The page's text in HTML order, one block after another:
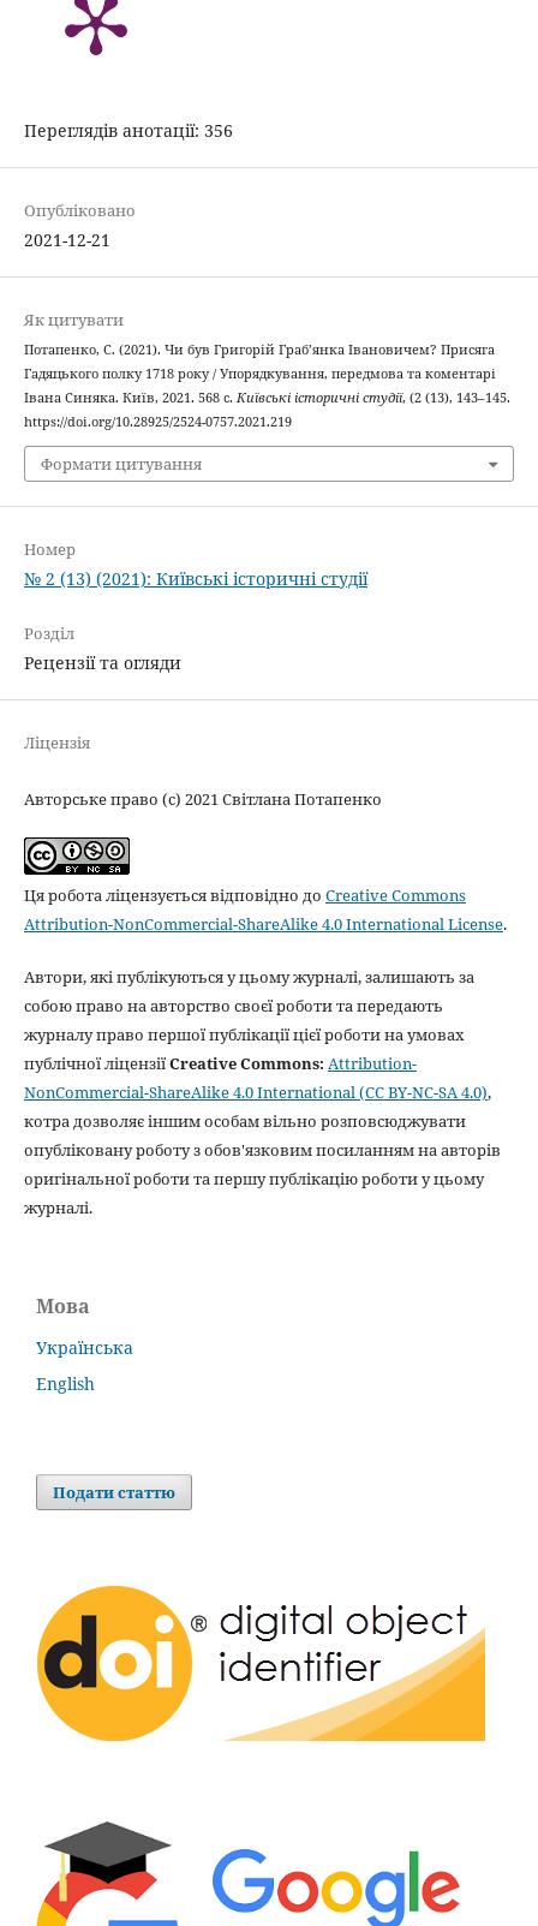
Переглядів анотації: 356
Опубліковано
2021-12-21
Як цитувати
Потапенко, С. (2021). Чи був Григорій Граб’янка Івановичем? Присяга
Гадяцького полку 1718 року / Упорядкування, передмова та коментарі
Івана Синяка. Київ, 2021. 568 с. Київські історичні студії, (2 (13), 143–145.
https://doi.org/10.28925/2524-0757.2021.219
Формати цитування
Номер
№ 2 (13) (2021): Київські історичні студії
Розділ
Рецензії та огляди
Ліцензія
Авторське право (c) 2021 Світлана Потапенко
Ця робота ліцензується відповідно до Creative Commons
Attribution-NonCommercial-ShareAlike 4.0 International License.
Автори, які публікуються у цьому журналі, залишають за
собою право на авторство своєї роботи та передають
журналу право першої публікації цієї роботи на умовах
публічної ліцензіїCreative Commons: Attribution-
NonCommercial-ShareAlike 4.0 International (CC BY-NC-SA 4.0),
котра дозволяє іншим особам вільно розповсюджувати
опубліковану роботу з обов'язковим посиланням на авторів
оригінальної роботи та першу публікацію роботи у цьому
журналі.
Мова
Українська
English
Подати статтю